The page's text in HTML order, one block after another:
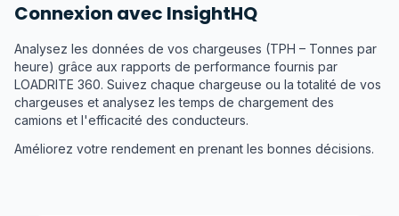
Connexion avec InsightHQ
Analysez les données de vos chargeuses (TPH – Tonnes par
heure) grâce aux rapports de performance fournis par
LOADRITE 360. Suivez chaque chargeuse ou la totalité de vos
chargeuses et analysez les temps de chargement des
camions et l'efficacité des conducteurs.
Améliorez votre rendement en prenant les bonnes décisions.